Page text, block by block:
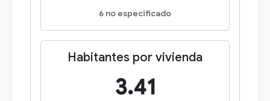
6 no especificado
Habitantes por vivienda
3.41